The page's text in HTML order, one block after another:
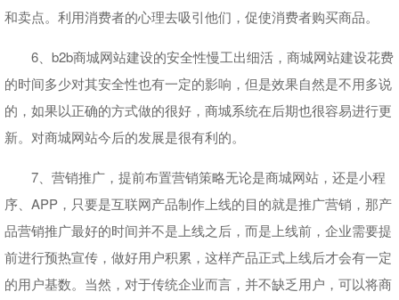
和卖点。利用消费者的心理去吸引他们，促使消费者购买商品。
6、b2b商城网站建设的安全性慢工出细活，商城网站建设花费
的时间多少对其安全性也有一定的影响，但是效果自然是不用多说
的，如果以正确的方式做的很好，商城系统在后期也很容易进行更
新。对商城网站今后的发展是很有利的。
7、营销推广，提前布置营销策略无论是商城网站，还是小程
序、APP，只要是互联网产品制作上线的目的就是推广营销，那产
品营销推广最好的时间并不是上线之后，而是上线前，企业需要提
前进行预热宣传，做好用户积累，这样产品正式上线后才会有一定
的用户基数。当然，对于传统企业而言，并不缺乏用户，可以将商